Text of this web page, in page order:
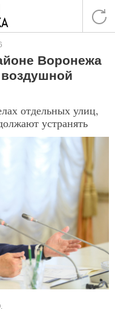
Воронежа
отдельных улиц,
устранять